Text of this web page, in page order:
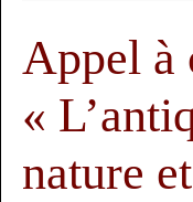
Appel à
«
nature